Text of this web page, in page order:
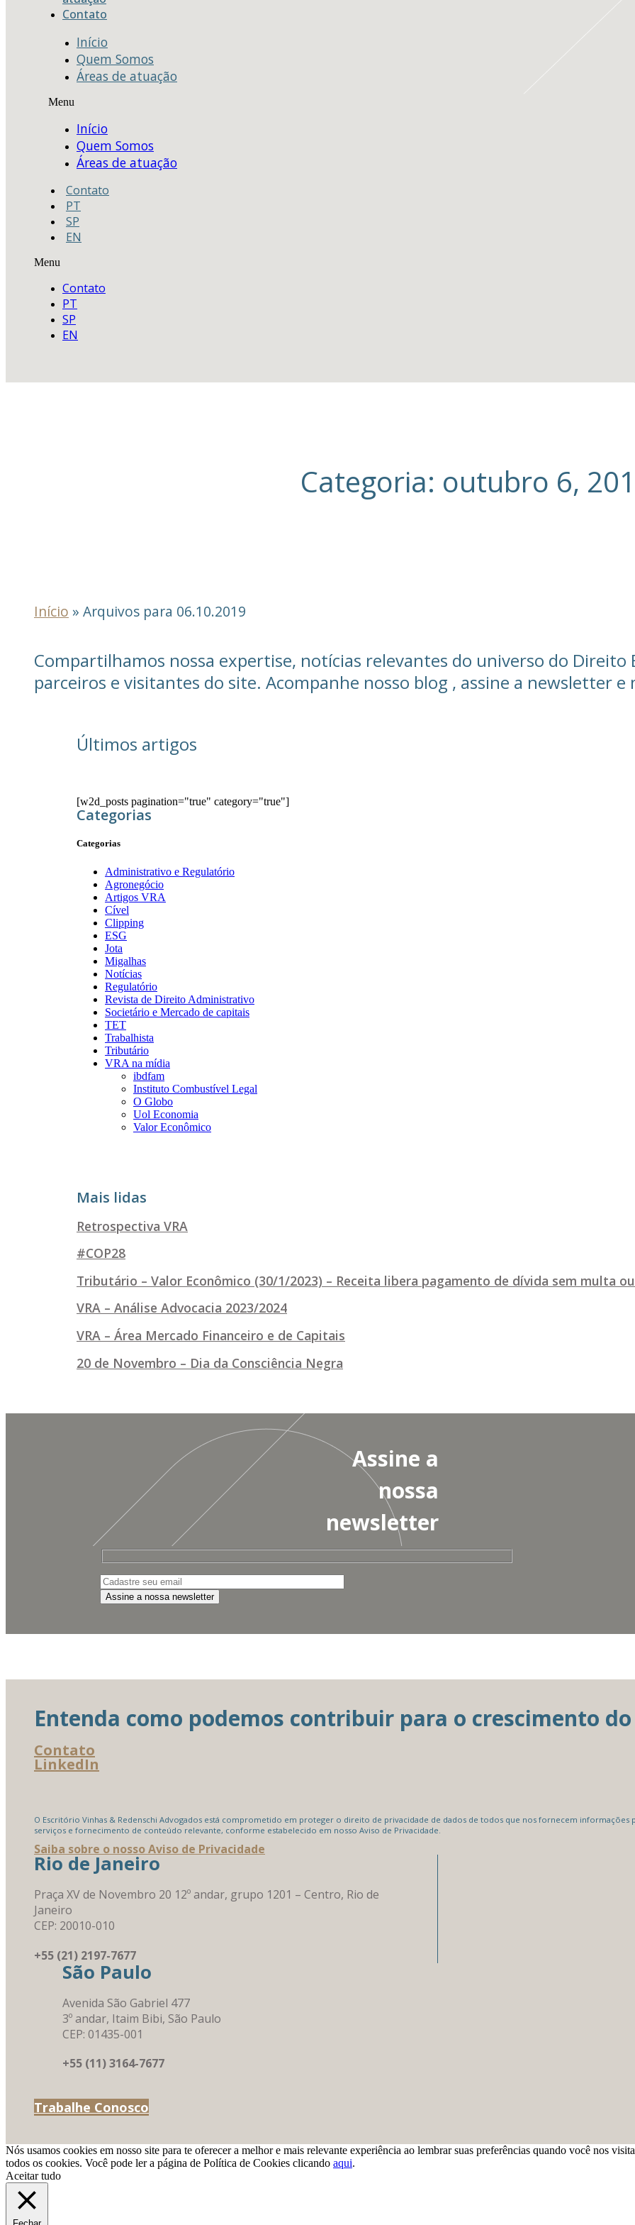
Contato
Início
Quem Somos
Áreas de atuação
Menu
Início
Quem Somos
Áreas de atuação
Contato
PT
SP
EN
Menu
Contato
PT
SP
EN
Categoria: outubro 6,
Início » Arquivos para 06.10.2019
Compartilhamos nossa expertise, notícias relevantes do universo do Direito
parceiros e visitantes do site. Acompanhe nosso blog , assine a newsletter
Últimos artigos
[w2d_posts pagination="true" category="true"]
Categorias
Categorias
Administrativo e Regulatório
Agronegócio
Artigos VRA
Cível
Clipping
ESG
Jota
Migalhas
Notícias
Regulatório
Revista de Direito Administrativo
Societário e Mercado de capitais
TET
Trabalhista
Tributário
VRA na mídia
ibdfam
Instituto Combustível Legal
O Globo
Uol Economia
Valor Econômico
Mais lidas
Retrospectiva VRA
#COP28
Tributário – Valor Econômico (30/1/2023) – Receita libera pagamento de dívida sem multa
VRA – Análise Advocacia 2023/2024
VRA – Área Mercado Financeiro e de Capitais
20 de Novembro – Dia da Consciência Negra
Assine a
nossa
newsletter
Entenda como podemos contribuir para o crescimento
Contato
LinkedIn
O Escritório Vinhas & Redenschi Advogados está comprometido em proteger o direito de privacidade de dados de todos que nos fornecem informações
serviços e fornecimento de conteúdo relevante, conforme estabelecido em nosso Aviso de Privacidade.
Saiba sobre o nosso Aviso de Privacidade
Rio de Janeiro
Praça XV de Novembro 20 12º andar, grupo 1201 – Centro, Rio de
Janeiro
CEP: 20010-010
+55 (21) 2197-7677
São Paulo
Avenida São Gabriel 477
3º andar, Itaim Bibi, São Paulo
CEP: 01435-001
+55 (11) 3164-7677
Trabalhe Conosco
Nós usamos cookies em nosso site para te oferecer a melhor e mais relevante experiência ao lembrar suas preferências quando você nos
todos os cookies. Você pode ler a página de Política de Cookies clicando aqui.
Aceitar tudo